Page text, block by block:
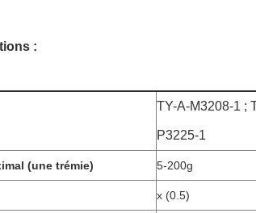
:
TY-A-M3208-1 ;
P3225-1
(une trémie) 5-200g
x (0.5)